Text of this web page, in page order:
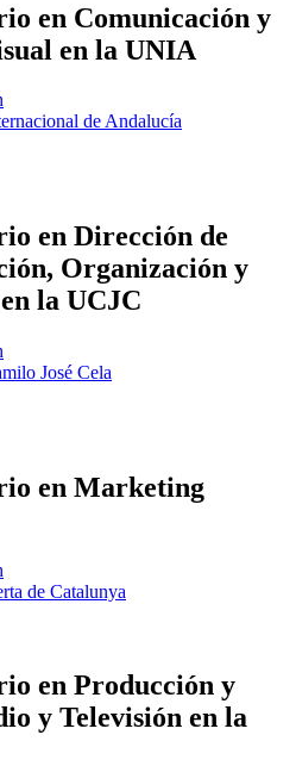
en Comunicación y
en la UNIA
de Andalucía
en Dirección de
Organización y
la UCJC
José Cela
en Marketing
de Catalunya
en Producción y
y Televisión en la